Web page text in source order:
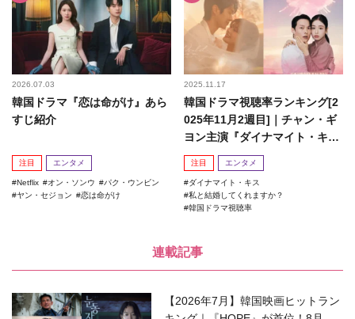
2026.07.03
韓国ドラマ『恋は命がけ』あら
すじ紹介
注目 エンタメ
Netflix オン・ソンウ
パク・ウンビン
ヤン・セジョン
恋は命がけ
2025.11.17
韓国ドラマ視聴率ランキング[2
025年11月2週目]｜チャン・ギ
ヨン主演『ダイナマイト・キ
ス』がランクイン！
注目 エンタメ
ダイナマイト・キス
私と結婚してくれますか？
韓国ドラマ視聴率
連載記事
【2026年7月】韓国映画ヒットラン